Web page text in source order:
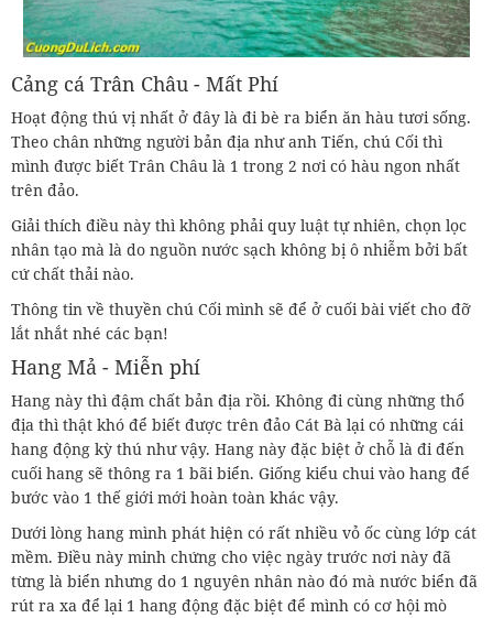
Cảng cá Trân Châu - Mất Phí
Hoạt động thú vị nhất ở đây là đi bè ra biển ăn hàu tươi sống.
Theo chân những người bản địa như anh Tiến, chú Cối thì
mình được biết Trân Châu là 1 trong 2 nơi có hàu ngon nhất
trên đảo.
Giải thích điều này thì không phải quy luật tự nhiên, chọn lọc
nhân tạo mà là do nguồn nước sạch không bị ô nhiễm bởi bất
cứ chất thải nào.
Thông tin về thuyền chú Cối mình sẽ để ở cuối bài viết cho đỡ
lắt nhắt nhé các bạn!
Hang Mả - Miễn phí
Hang này thì đậm chất bản địa rồi. Không đi cùng những thổ
địa thì thật khó để biết được trên đảo Cát Bà lại có những cái
hang động kỳ thú như vậy. Hang này đặc biệt ở chỗ là đi đến
cuối hang sẽ thông ra 1 bãi biển. Giống kiểu chui vào hang để
bước vào 1 thế giới mới hoàn toàn khác vậy.
Dưới lòng hang mình phát hiện có rất nhiều vỏ ốc cùng lớp cát
mềm. Điều này minh chứng cho việc ngày trước nơi này đã
từng là biển nhưng do 1 nguyên nhân nào đó mà nước biển đã
rút ra xa để lại 1 hang động đặc biệt để mình có cơ hội mò